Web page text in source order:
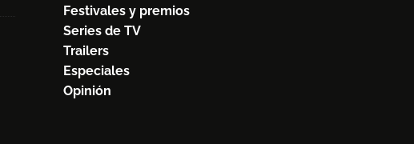
Festivales y premios
Series de TV
Trailers
Especiales
Opinión